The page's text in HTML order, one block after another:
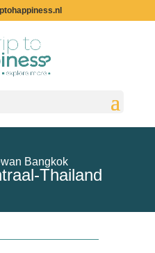
Bangkok
Thailand